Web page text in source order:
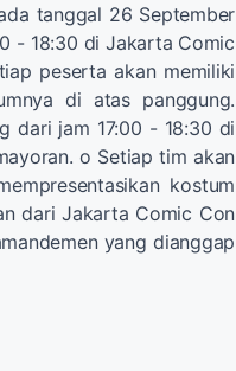
tanggal 26 September
- 18:30 di Jakarta Comic
peserta akan memiliki
di atas panggung.
dari jam 17:00 - 18:30 di
o Setiap tim akan
kostum
dari Jakarta Comic Con
yang dianggap